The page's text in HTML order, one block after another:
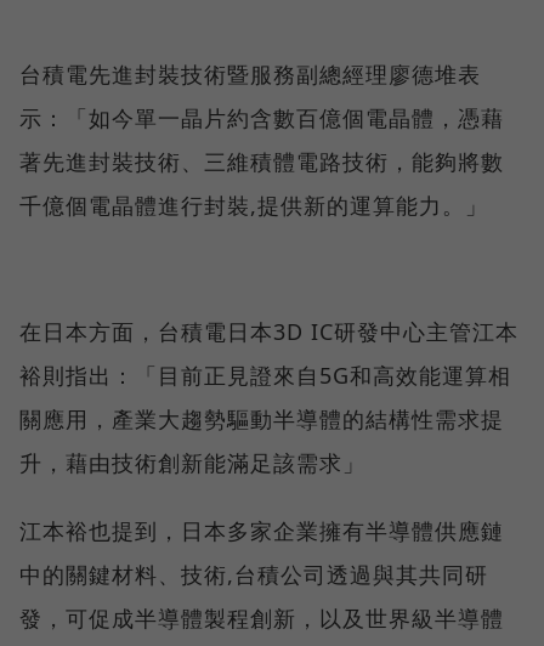
台積電先進封裝技術暨服務副總經理廖德堆表
示：「如今單一晶片約含數百億個電晶體，憑藉
著先進封裝技術、三維積體電路技術，能夠將數
千億個電晶體進行封裝,提供新的運算能力。」
在日本方面，台積電日本3D IC研發中心主管江本
裕則指出：「目前正見證來自5G和高效能運算相
關應用，產業大趨勢驅動半導體的結構性需求提
升，藉由技術創新能滿足該需求」
江本裕也提到，日本多家企業擁有半導體供應鏈
中的關鍵材料、技術,台積公司透過與其共同研
發，可促成半導體製程創新，以及世界級半導體